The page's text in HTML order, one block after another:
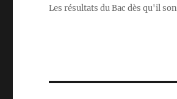
Les résultats du Bac dès qu'il